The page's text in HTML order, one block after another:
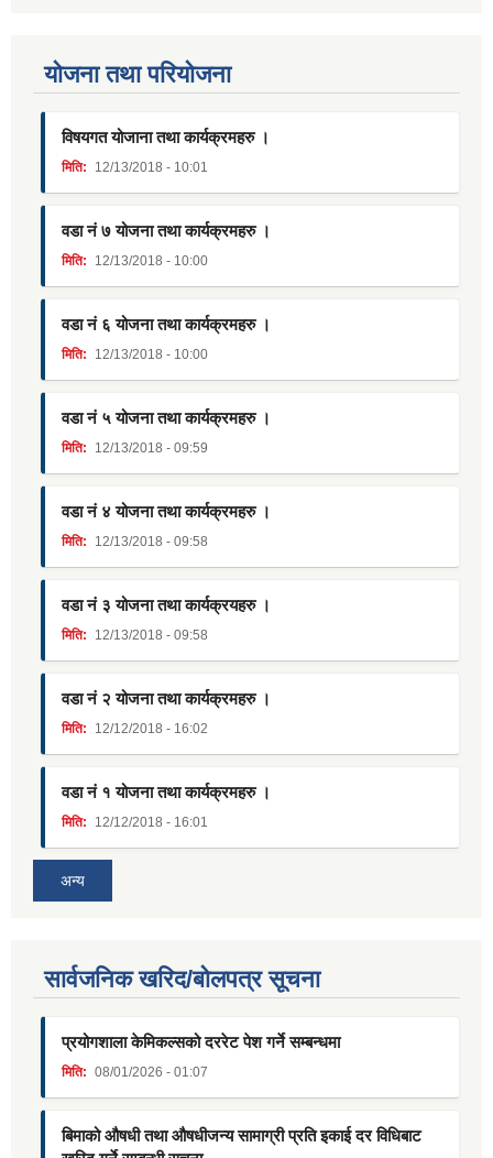
याेजना तथा परियाेजना
विषयगत योजाना तथा कार्यक्रमहरु ।
मिति: 12/13/2018 - 10:01
वडा नं ७ योजना तथा कार्यक्रमहरु ।
मिति: 12/13/2018 - 10:00
वडा नं ६ योजना तथा कार्यक्रमहरु ।
मिति: 12/13/2018 - 10:00
वडा नं ५ योजना तथा कार्यक्रमहरु ।
मिति: 12/13/2018 - 09:59
वडा नं ४ योजना तथा कार्यक्रमहरु ।
मिति: 12/13/2018 - 09:58
वडा नं ३ योजना तथा कार्यक्रयहरु ।
मिति: 12/13/2018 - 09:58
वडा नं २ योजना तथा कार्यक्रमहरु ।
मिति: 12/12/2018 - 16:02
वडा नं १ योजना तथा कार्यक्रमहरु ।
मिति: 12/12/2018 - 16:01
अन्य
सार्वजनिक खरिद/बोलपत्र सूचना
प्रयोगशाला केमिकल्सको दररेट पेश गर्ने सम्बन्धमा
मिति: 08/01/2026 - 01:07
बिमाको औषधी तथा औषधीजन्य सामाग्री प्रति इकाई दर विधिबाट